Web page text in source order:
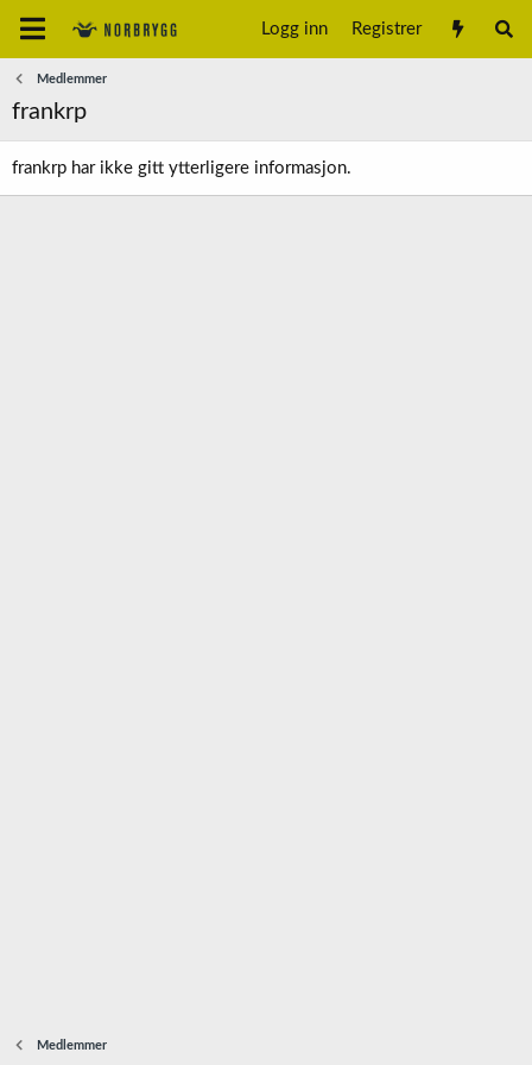
Logg inn Registrer
Medlemmer
frankrp
frankrp har ikke gitt ytterligere informasjon.
Medlemmer